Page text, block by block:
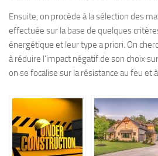
Ensuite, on procède à la sélection des
effectuée sur la base de quelques
énergétique et leur type a priori. On
à réduire l’impact négatif de son choix
on se focalise sur la résistance au feu et